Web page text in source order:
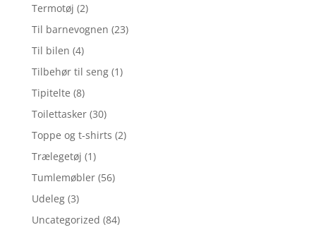
Termotøj (2)
Til barnevognen (23)
Til bilen (4)
Tilbehør til seng (1)
Tipitelte (8)
Toilettasker (30)
Toppe og t-shirts (2)
Trælegetøj (1)
Tumlemøbler (56)
Udeleg (3)
Uncategorized (84)